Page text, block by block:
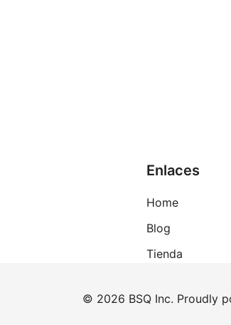
Enlaces
Home
Blog
Tienda
© 2026 BSQ Inc. Proudly